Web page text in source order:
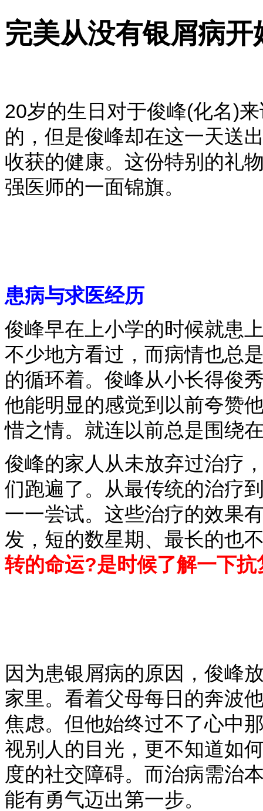
完美从没有银屑病开
20岁的生日对于俊峰(化名)
的，但是俊峰却在这一天送
收获的健康。这份特别的礼
强医师的一面锦旗。
患病与求医经历
俊峰早在上小学的时候就患
不少地方看过，而病情也总
的循环着。俊峰从小长得俊
他能明显的感觉到以前夸赞
惜之情。就连以前总是围绕
俊峰的家人从未放弃过治疗
们跑遍了。从最传统的治疗
一一尝试。这些治疗的效果
发，短的数星期、最长的也
转的命运?是时候了解一下
因为患银屑病的原因，俊峰
家里。看着父母每日的奔波
焦虑。但他始终过不了心中
视别人的目光，更不知道如
度的社交障碍。而治病需治
能有勇气迈出第一步。